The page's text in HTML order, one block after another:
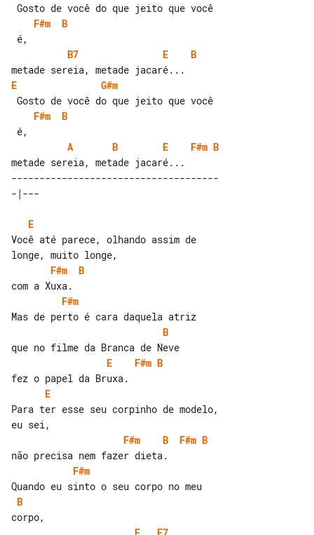
F#m
B
B7
E
B
E
G#m
F#m
B
A
B E F#m B
-------------------------------------
E
Você até parece, olhando assim de
F#m
B
F#m
B
E
F#m B
E
Para ter esse seu corpinho de modelo,
F#m
B F#m B
F#m
B